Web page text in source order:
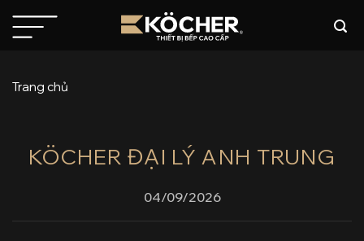
qua
Trang chủ
KÖCHER ĐẠI LÝ ANH TRUNG
04/09/2026